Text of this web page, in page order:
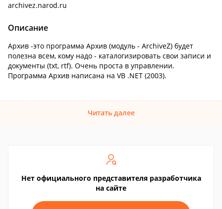
archivez.narod.ru
Описание
Архив -это программа Архив (модуль - ArchiveZ) будет
полезна всем, кому надо - каталогизировать свои записи и
документы (txt, rtf). Очень проста в управлении.
Программа Aрхив написана на VB .NET (2003).
Читать далее
Нет официального представителя разработчика
на сайте